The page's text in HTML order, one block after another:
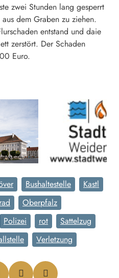
zwei Stunden lang gesperrt
dem Graben zu ziehen.
entstand und daie
zerstört. Der Schaden
Euro.
Bushaltestelle
Kastl
Oberpfalz
Polizei rot
Sattelzug
Verletzung